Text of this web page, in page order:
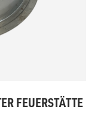
FEUERSTÄTTE